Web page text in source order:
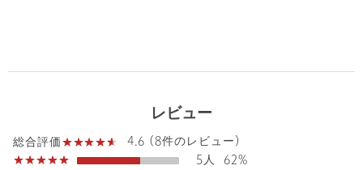
※保証書は大切に保管してください。納品書が付いている場合は
※商品を使用前に、タグ等に記載されている「取り扱い上の注意
レビュー
総合評価
4.6 (8件のレビュー)
5人
62%